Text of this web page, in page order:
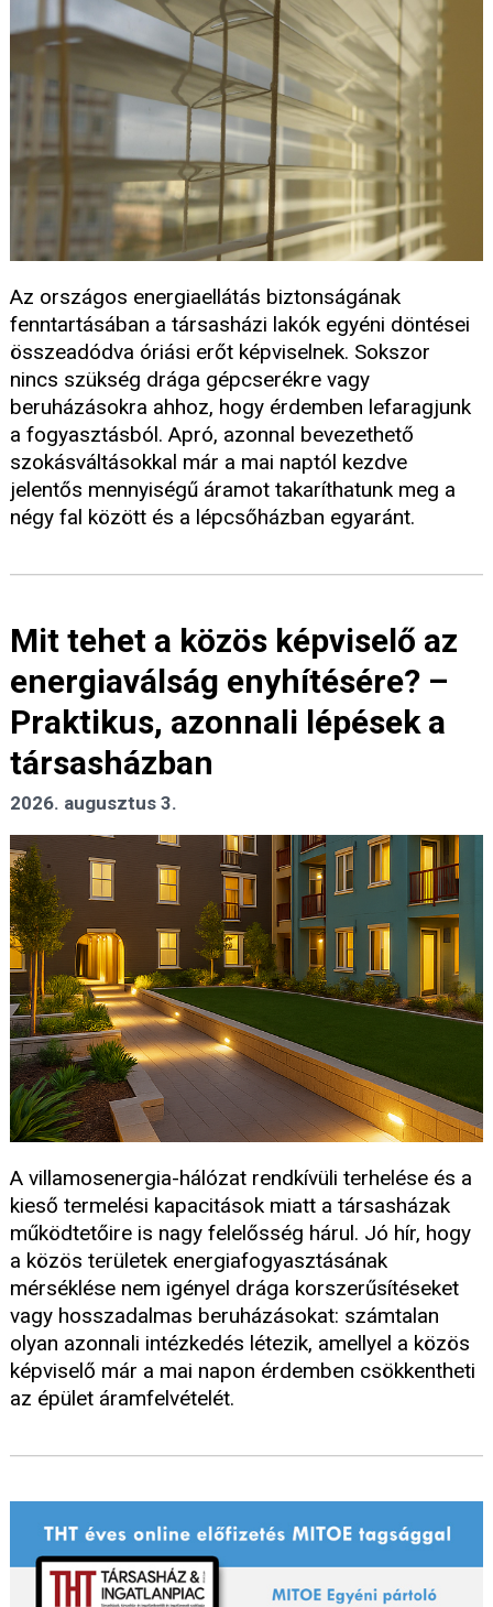
Az országos energiaellátás biztonságának
fenntartásában a társasházi lakók egyéni döntései
összeadódva óriási erőt képviselnek. Sokszor
nincs szükség drága gépcserékre vagy
beruházásokra ahhoz, hogy érdemben lefaragjunk
a fogyasztásból. Apró, azonnal bevezethető
szokásváltásokkal már a mai naptól kezdve
jelentős mennyiségű áramot takaríthatunk meg a
négy fal között és a lépcsőházban egyaránt.
Mit tehet a közös képviselő az
energiaválság enyhítésére? –
Praktikus, azonnali lépések a
társasházban
2026. augusztus 3.
A villamosenergia-hálózat rendkívüli terhelése és a
kieső termelési kapacitások miatt a társasházak
működtetőire is nagy felelősség hárul. Jó hír, hogy
a közös területek energiafogyasztásának
mérséklése nem igényel drága korszerűsítéseket
vagy hosszadalmas beruházásokat: számtalan
olyan azonnali intézkedés létezik, amellyel a közös
képviselő már a mai napon érdemben csökkentheti
az épület áramfelvételét.